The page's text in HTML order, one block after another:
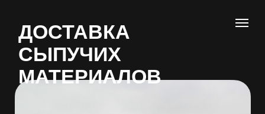
ДОСТАВКА
СЫПУЧИХ
МАТЕРИАЛОВ